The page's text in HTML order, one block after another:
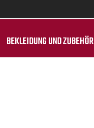
BEKLEIDUNG UND ZUBEHÖR